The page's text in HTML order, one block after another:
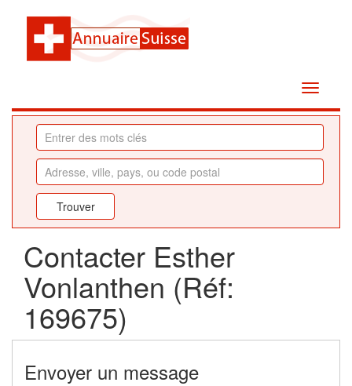
Contacter Esther
Vonlanthen (Réf:
169675)
Envoyer un message